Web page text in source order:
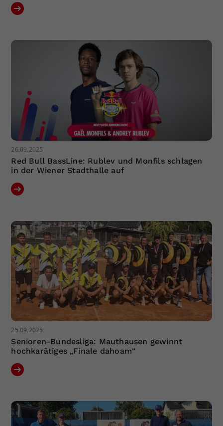
26.09.2025
Red Bull BassLine: Rublev und Monfils schlagen
in der Wiener Stadthalle auf
25.09.2025
Senioren-Bundesliga: Mauthausen gewinnt
hochkarätiges „Finale dahoam“